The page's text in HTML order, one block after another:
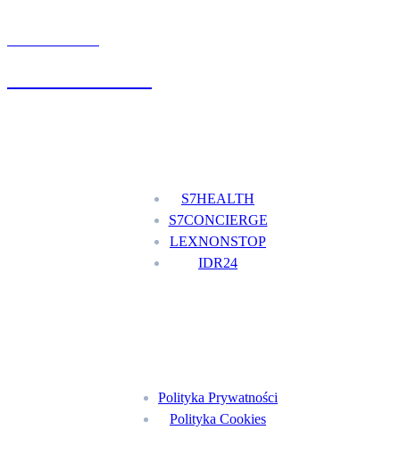
S7HEALTH
S7CONCIERGE
LEXNONSTOP
IDR24
Polityka Prywatności
Polityka Cookies